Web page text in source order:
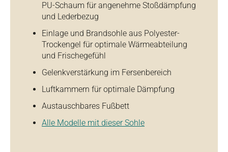
PU-Schaum für angenehme Stoßdämpfung
und Lederbezug
Einlage und Brandsohle aus Polyester-
Trockengel für optimale Wärmeabteilung
und Frischegefühl
Gelenkverstärkung im Fersenbereich
Luftkammern für optimale Dämpfung
Austauschbares Fußbett
Alle Modelle mit dieser Sohle